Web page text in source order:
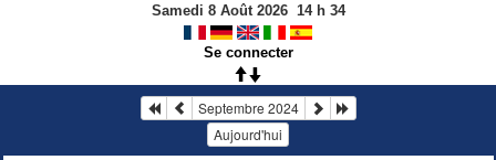
Samedi 8 Août 2026 14h 34
Se connecter
Septembre 2024
Aujourd'hui